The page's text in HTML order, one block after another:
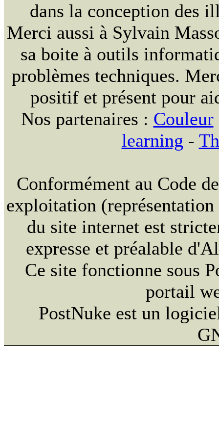
dans la conception des
Merci aussi à Sylvain
sa boite à outils
problèmes techniques.
positif et présent pour
Nos partenaires : Couleur
learning -
Conformément au Code
exploitation
du site internet est
expresse et préalable
Ce site fonctionne sous
portail
PostNuke est un